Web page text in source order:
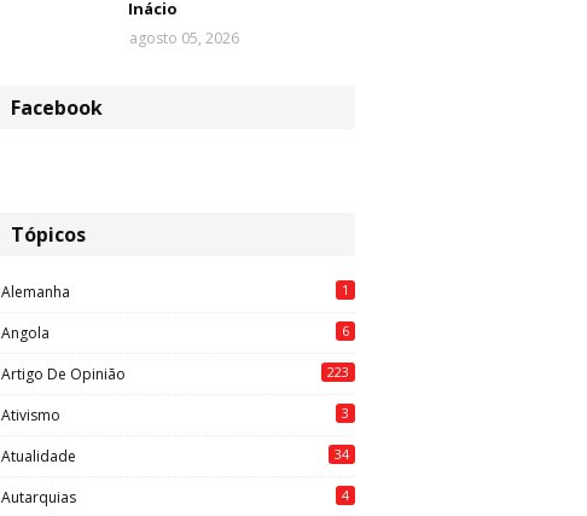
Inácio
agosto 05, 2026
Facebook
Tópicos
Alemanha 1
Angola 6
Artigo De Opinião 223
Ativismo 3
Atualidade 34
Autarquias 4